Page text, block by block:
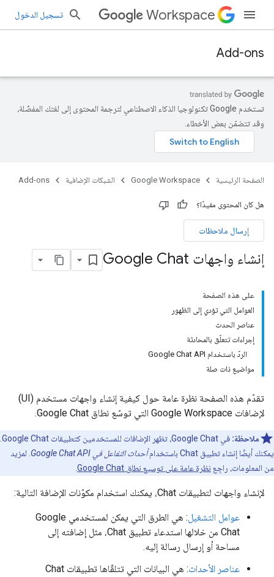
Workspace تسجيل الدخول
Add-ons
تستخدم Google تكنولوجيا الذكاء الاصطناعي لترجمة المحتوى إلى لغتك المفضّلة،
وقد تتضمّن بعض الأخطاء.
الصفحة الرئيسية Google Workspace الشبكات الإضافية Add-ons
هل كان المحتوى مفيدًا؟
إرسال ملاحظات
إنشاء واجهات Google Chat
على هذه الصفحة
العوامل التي تؤدي إلى الظهور
عناصر الحدث
إجراءات تتعلّق بالمحادثة
الردّ باستخدام Google Chat API
مواضيع ذات صلة
تقدّم هذه الصفحة نظرة عامة حول كيفية إنشاء واجهات مستخدم (UI)
لإضافات Google Workspace التي توسّع نطاق Google Chat.
ملاحظة:
يمكنك أيضًا إنشاء تطبيق Chat باستخدام
أحداث التفاعل في Google Chat API
. لمزيد
من المعلومات، راجِع نظرة عامة على توسيع نطاق Google Chat
لإنشاء واجهات لتطبيقات Chat، يمكنك استخدام مكوّنات الإضافة التالية:
عوامل التشغيل
: هي الطرق التي يمكن لمستخدمي Google
Chat من خلالها استدعاء تطبيق Chat، مثل إضافته إلى
مساحة أو إرسال رسالة إليه.
عناصر الأحداث
: هي البيانات التي تتلقّاها تطبيقات Chat